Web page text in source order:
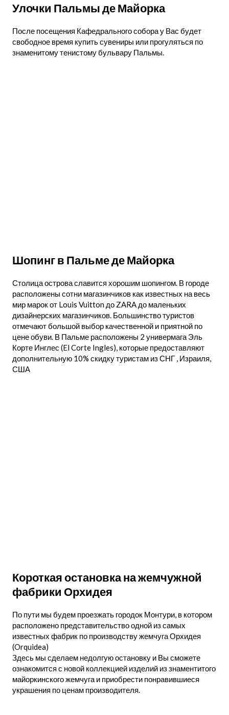
Улочки Пальмы де Майорка
После посещения Кафедрального собора у Вас будет
свободное время купить сувениры или прогуляться по
знаменитому тенистому бульвару Пальмы.
Шопинг в Пальме де Майорка
Столица острова славится хорошим шопингом. В городе
расположены сотни магазинчиков как известных на весь
мир марок от Louis Vuitton до ZARA до маленьких
дизайнерских магазинчиков. Большинство туристов
отмечают большой выбор качественной и приятной по
цене обуви. В Пальме расположены 2 универмага Эль
Корте Инглес (El Corte Ingles), которые предоставляют
дополнительную 10% скидку туристам из СНГ , Израиля,
США
Короткая остановка на жемчужной
фабрики Орхидея
По пути мы будем проезжать городок Монтури, в котором
расположено представительство одной из самых
известных фабрик по производству жемчуга Орхидея
(Orquidea)
Здесь мы сделаем недолгую остановку и Вы сможете
ознакомится с новой коллекцией изделий из знаментитого
майоркинского жемчуга и приобрести понравившиеся
украшения по ценам производителя.